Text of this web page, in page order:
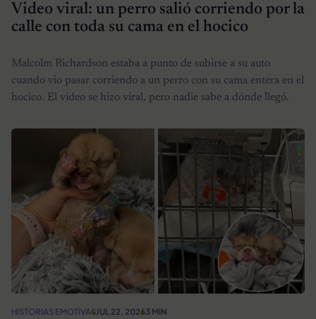
Video viral: un perro salió corriendo por la
calle con toda su cama en el hocico
Malcolm Richardson estaba a punto de subirse a su auto
cuando vio pasar corriendo a un perro con su cama entera en el
hocico. El video se hizo viral, pero nadie sabe a dónde llegó.
HISTORIAS EMOTIVASJUL 22, 20263 MIN